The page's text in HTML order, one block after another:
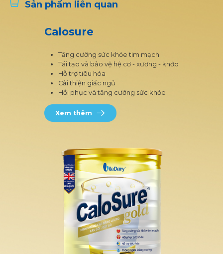
Sản phẩm liên quan
Calosure
Tăng cường sức khỏe tim mạch
Tái tạo và bảo vệ hệ cơ - xương - khớp
Hỗ trợ tiêu hóa
Cải thiện giấc ngủ
Hồi phục và tăng cường sức khỏe
Xem thêm